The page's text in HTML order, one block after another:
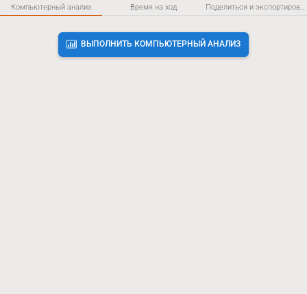
Компьютерный анализ Время на ход Поделиться и экспортировать
ВЫПОЛНИТЬ КОМПЬЮТЕРНЫЙ АНАЛИЗ